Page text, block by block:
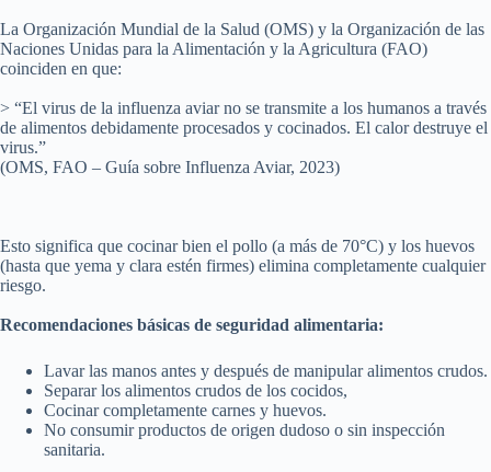
La Organización Mundial de la Salud (OMS) y la Organización de las
Naciones Unidas para la Alimentación y la Agricultura (FAO)
coinciden en que:
> “El virus de la influenza aviar no se transmite a los humanos a través
de alimentos debidamente procesados y cocinados. El calor destruye el
virus.”
(OMS, FAO – Guía sobre Influenza Aviar, 2023)
Esto significa que cocinar bien el pollo (a más de 70°C) y los huevos
(hasta que yema y clara estén firmes) elimina completamente cualquier
riesgo.
Recomendaciones básicas de seguridad alimentaria:
Lavar las manos antes y después de manipular alimentos crudos.
Separar los alimentos crudos de los cocidos,
Cocinar completamente carnes y huevos.
No consumir productos de origen dudoso o sin inspección
sanitaria.